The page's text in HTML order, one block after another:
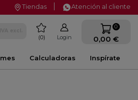
Tiendas Atención al cliente
favorite
0 Login
0
0,00 €
Inspírate
Calculadoras